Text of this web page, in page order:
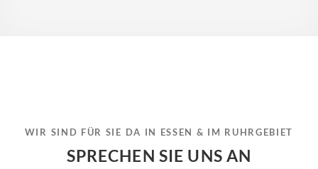
WIR SIND FÜR SIE DA IN ESSEN & IM RUHRGEBIET
SPRECHEN SIE UNS AN